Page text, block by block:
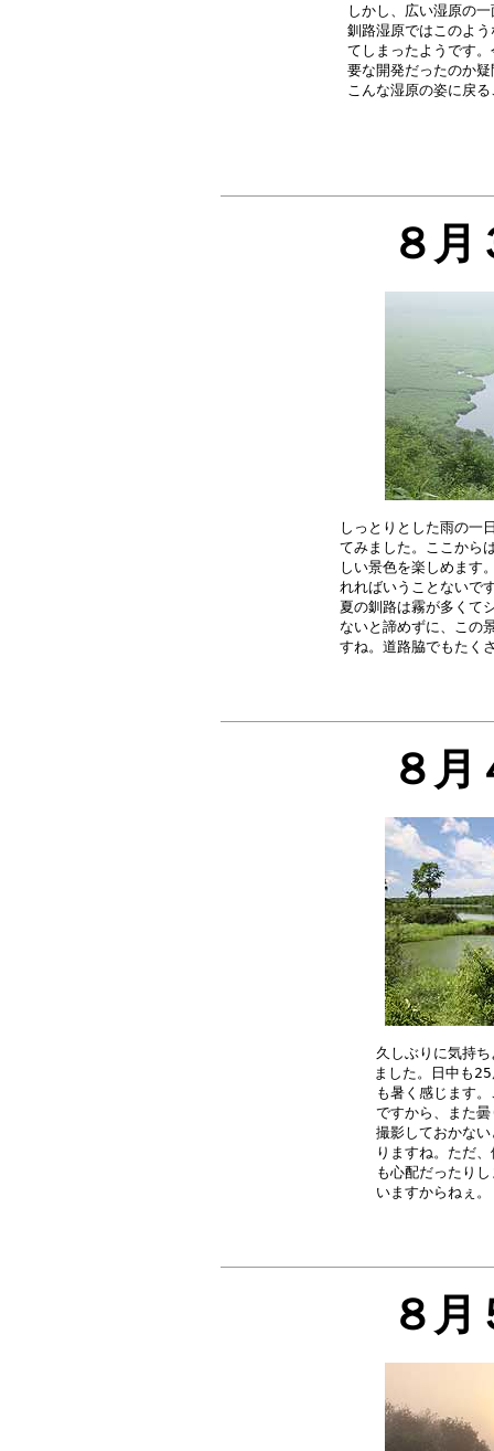
しかし、広い湿原の
釧路湿原ではこのよ
てしまったようです
要な開発だったのか
８月
しっとりとした雨の一
てみました。ここから
しい景色を楽しめます
れればいうことないで
夏の釧路は霧が多くて
ないと諦めずに、この
８月
久しぶりに気持
ました。日中も
も暑く感じます
ですから、また
撮影しておかな
りますね。ただ
も心配だったり
８月